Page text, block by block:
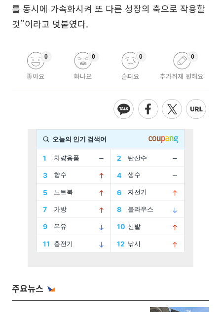
를 동시에 가속화시켜 또 다른 성장의 축으로 작용할
것”이라고 덧붙였다.
좋아요
0
화나요
0
슬퍼요
0
추가취재 원해요
0
주요뉴스